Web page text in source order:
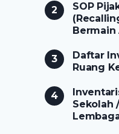
SOP
Bermain
Daftar
Ruang
Sekolah